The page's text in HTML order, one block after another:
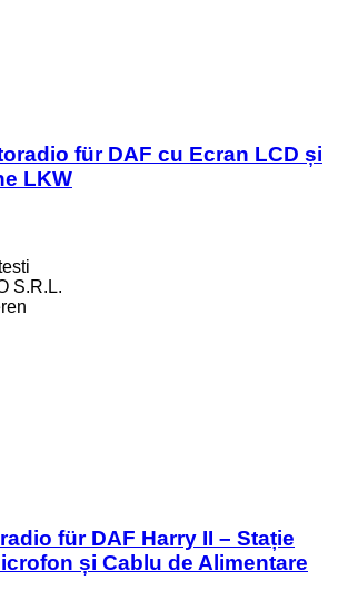
für DAF cu Ecran LCD și
LKW
S.R.L.
für DAF Harry II – Stație
și Cablu de Alimentare